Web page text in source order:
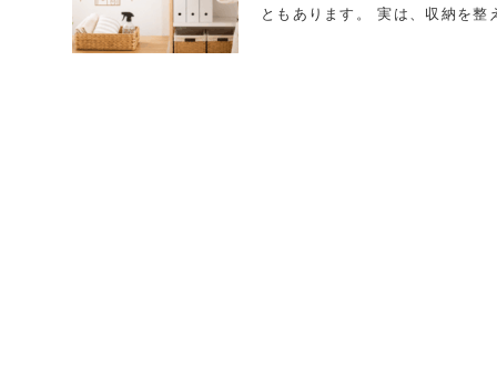
ともあります。 実は、収納を